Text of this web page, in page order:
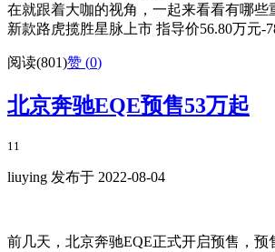
在就跟着大咖的视角，一起来看看有哪些
新款路虎揽胜星脉上市 指导价56.80万元-
阅读(801)赞 (0)
北京奔驰EQE预售53万起
11
liuying 发布于 2022-08-04
前几天，北京奔驰EQE正式开启预售，预